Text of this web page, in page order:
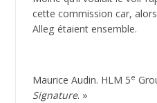
cette commission car,
Alleg étaient ensemble.
Maurice Audin. HLM 5e
Signature. »